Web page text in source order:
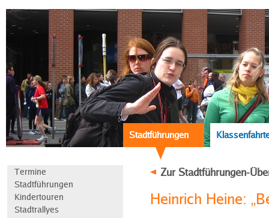
Stadtführungen
Termine
Stadtführungen
Kindertouren
Stadtrallyes
Zur Stadtführungen-
Heinrich Heine: